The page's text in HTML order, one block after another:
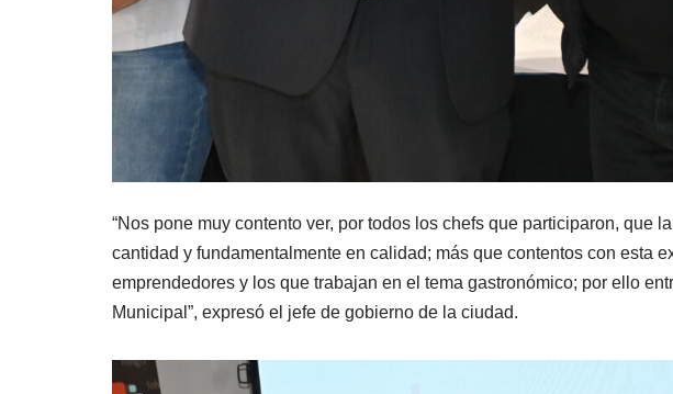
“Nos pone muy contento ver, por todos los chefs que participaron, que
cantidad y fundamentalmente en calidad; más que contentos con esta
emprendedores y los que trabajan en el tema gastronómico; por ello
Municipal”, expresó el jefe de gobierno de la ciudad.